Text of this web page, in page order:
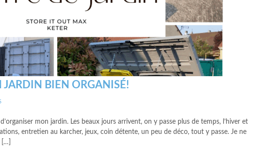
JARDIN BIEN ORGANISÉ!
mon jardin. Les beaux jours arrivent, on y passe plus de temps, l’hiver et
entretien au karcher, jeux, coin détente, un peu de déco, tout y passe. Je ne